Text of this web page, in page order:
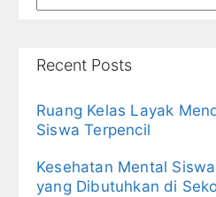
Recent Posts
Ruang Kelas Layak
Siswa Terpencil
Kesehatan Mental
yang Dibutuhkan di